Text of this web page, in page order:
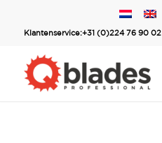
Klantenservice:+31 (0)224 76 90 02